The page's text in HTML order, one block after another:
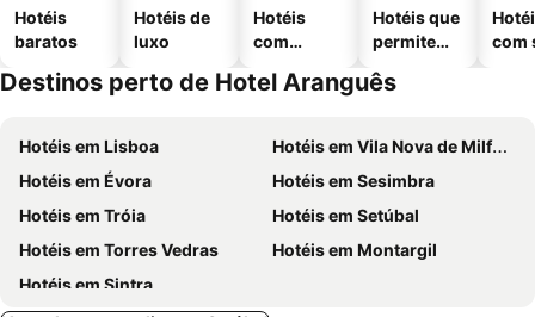
Hotéis
baratos
Hotéis de
luxo
Hotéis
com
Hotéis que
permitem
com
Destinos perto de Hotel Aranguês
Hotéis em Lisboa
Hotéis em Vila Nova de Milfontes
Hotéis em Évora
Hotéis em Sesimbra
Hotéis em Tróia
Hotéis em Setúbal
Hotéis em Torres Vedras
Hotéis em Montargil
Hotéis em Sintra